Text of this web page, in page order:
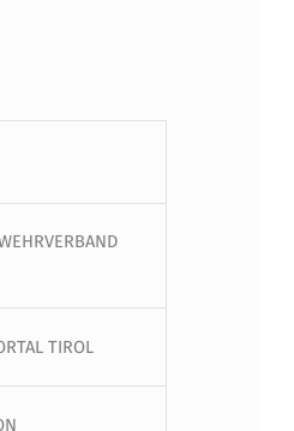
TIROL